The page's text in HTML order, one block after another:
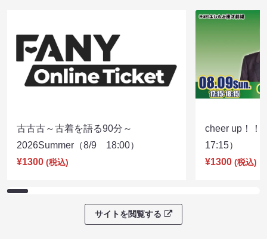
古古古～古着を語る90分～
2026Summer（8/9 18:00）
¥1300 (税込)
cheer up！
17:15）
¥1300 (税込)
サイトを閲覧する